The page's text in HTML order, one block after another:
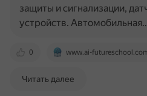
0 www.ai-
защиты и сигнализации,
устройств.
Читать далее